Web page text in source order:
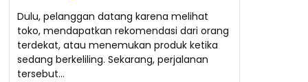
Dulu, pelanggan datang karena melihat
toko, mendapatkan rekomendasi dari orang
terdekat, atau menemukan produk ketika
sedang berkeliling. Sekarang, perjalanan
tersebut…